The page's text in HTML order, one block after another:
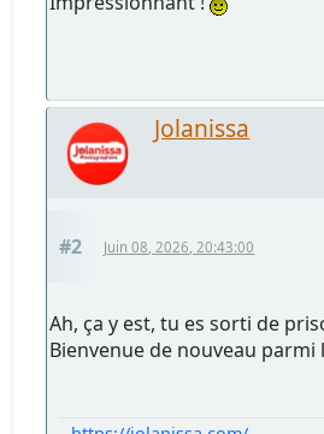
Jolanissa
#2 Juin 08, 2026, 20:43:00
Ah, ça y est, tu es sorti de
Bienvenue de nouveau parmi